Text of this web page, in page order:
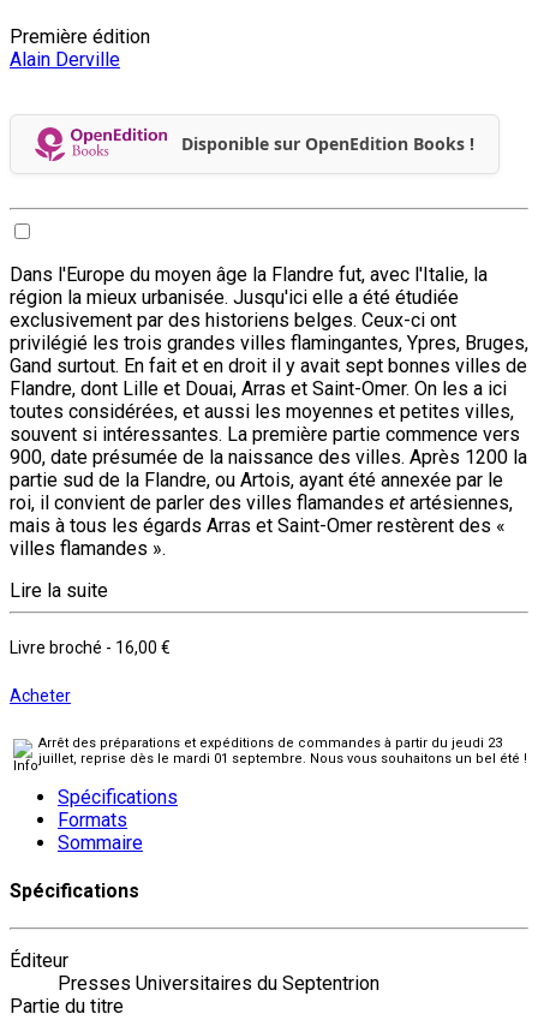
Première édition
Alain Derville
Disponible sur OpenEdition Books !
Dans l'Europe du moyen âge la Flandre fut, avec l'Italie, la
région la mieux urbanisée. Jusqu'ici elle a été étudiée
exclusivement par des historiens belges. Ceux-ci ont
privilégié les trois grandes villes flamingantes, Ypres, Bruges,
Gand surtout. En fait et en droit il y avait sept bonnes villes de
Flandre, dont Lille et Douai, Arras et Saint-Omer. On les a ici
toutes considérées, et aussi les moyennes et petites villes,
souvent si intéressantes. La première partie commence vers
900, date présumée de la naissance des villes. Après 1200 la
partie sud de la Flandre, ou Artois, ayant été annexée par le
roi, il convient de parler des villes flamandes et artésiennes,
mais à tous les égards Arras et Saint-Omer restèrent des «
villes flamandes ».
Lire la suite
Livre broché - 16,00 €
Acheter
Arrêt des préparations et expéditions de commandes à partir du jeudi 23
juillet, reprise dès le mardi 01 septembre. Nous vous souhaitons un bel été !
Spécifications
Formats
Sommaire
Spécifications
Éditeur
Presses Universitaires du Septentrion
Partie du titre